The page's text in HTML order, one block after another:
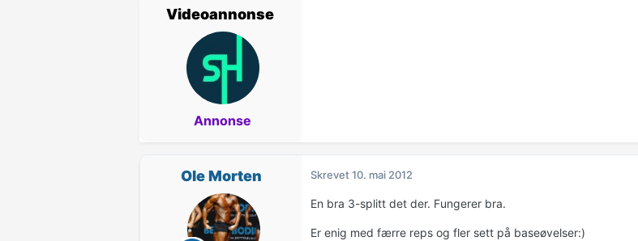
Videoannonse
Annonse
Ole Morten Skrevet10. mai 2012
En bra 3-splitt det der. Fungerer bra.
Er enig med færre reps og fler sett på baseøvelser:)